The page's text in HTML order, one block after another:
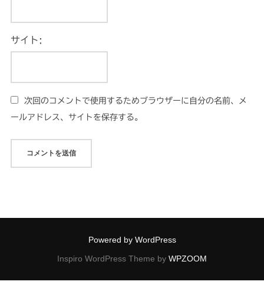
サイト:
次回のコメントで使用するためブラウザーに自分の名前、メ
ールアドレス、サイトを保存する。
Powered by WordPress
Inspiro WordPress Theme by WPZOOM